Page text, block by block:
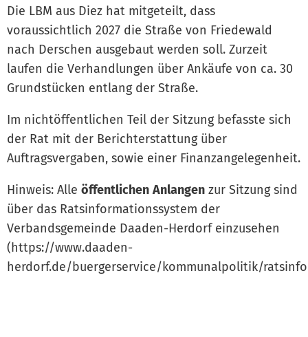
Die LBM aus Diez hat mitgeteilt, dass
voraussichtlich 2027 die Straße von Friedewald
nach Derschen ausgebaut werden soll. Zurzeit
laufen die Verhandlungen über Ankäufe von ca. 30
Grundstücken entlang der Straße.
Im nichtöffentlichen Teil der Sitzung befasste sich
der Rat mit der Berichterstattung über
Auftragsvergaben, sowie einer Finanzangelegenheit.
Hinweis: Alle öffentlichen Anlangen zur Sitzung sind
über das Ratsinformationssystem der
Verbandsgemeinde Daaden-Herdorf einzusehen
(https://www.daaden-
herdorf.de/buergerservice/kommunalpolitik/